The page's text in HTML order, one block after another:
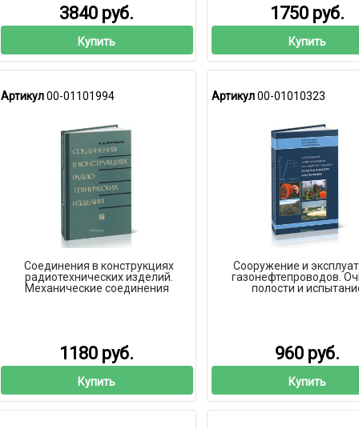
3840 руб.
Купить
1750 руб.
Купить
Артикул00-01101994
Соединения в конструкциях
радиотехнических изделий.
Механические соединения
1180 руб.
Купить
Артикул00-01010323
Сооружение и
газонефтепроводов.
полости и
960 руб.
Купить